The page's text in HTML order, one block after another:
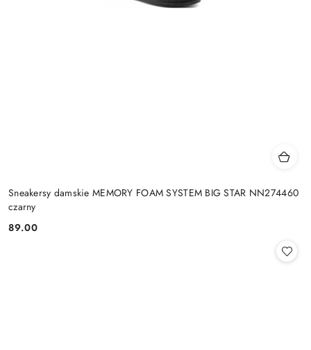
Sneakersy damskie MEMORY FOAM SYSTEM BIG STAR NN274460
czarny
Cena:
89.00